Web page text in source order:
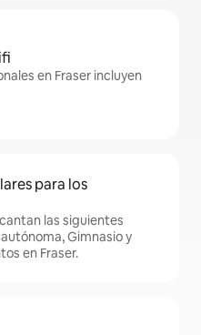
en Fraser incluyen
para los
las siguientes
Gimnasio y
en Fraser.